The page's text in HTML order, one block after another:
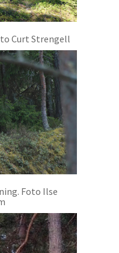
Curt Strengell
Foto Ilse